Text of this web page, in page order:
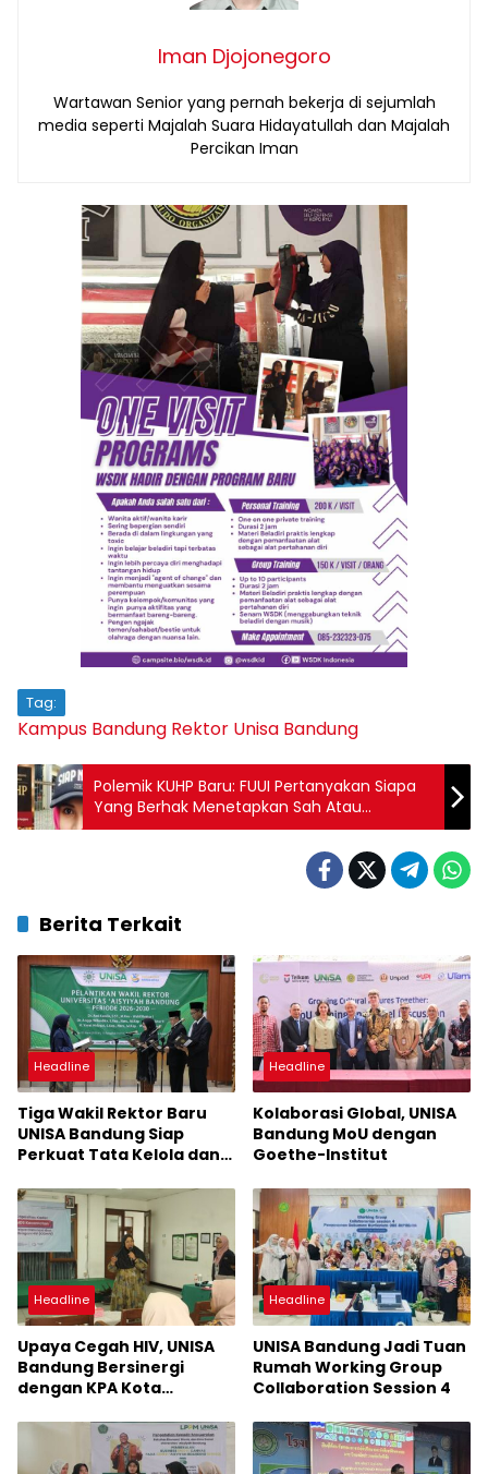
Iman Djojonegoro
Wartawan Senior yang pernah bekerja di sejumlah
media seperti Majalah Suara Hidayatullah dan Majalah
Percikan Iman
Tag:
Kampus Bandung Rektor Unisa Bandung
Polemik KUHP Baru: FUUI Pertanyakan Siapa
Yang Berhak Menetapkan Sah Atau
Tidaknya Pernikahan?
Berita Terkait
Headline
Tiga Wakil Rektor Baru
UNISA Bandung Siap
Perkuat Tata Kelola dan
Headline
Kolaborasi Global, UNISA
Bandung MoU dengan
Goethe-Institut
Headline
Upaya Cegah HIV, UNISA
Bandung Bersinergi
dengan KPA Kota
Program Triple Eliminasi
Headline
UNISA Bandung Jadi Tuan
Rumah Working Group
Collaboration Session 4